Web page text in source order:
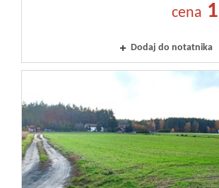
cena
Dodaj do notatnika